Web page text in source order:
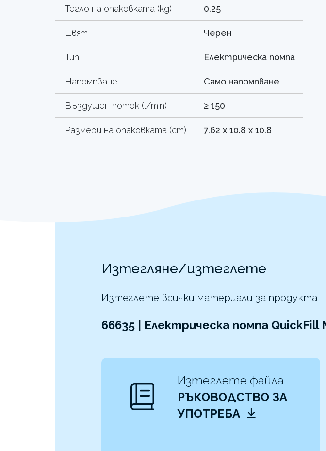
Тегло на опаковката (kg) 0.25
Цвят Черен
Тип Електрическа помпа
Напомпване Само напомпване
Въздушен поток (l/min) ≥ 150
Размери на опаковката (cm) 7.62 x 10.8 x 10.8
Изтегляне/изтеглете
Изтеглете всички материали за продукта
66635 | Електрическа помпа QuickFill
Изтеглете файла
РЪКОВОДСТВО ЗА
УПОТРЕБА